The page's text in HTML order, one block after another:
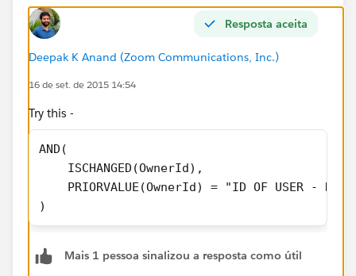
Resposta aceita
Deepak K Anand (‎‎‎‎‎‎Zoom Communications, Inc.)
16 de set. de 2015 14:54
Try this -
AND(
    ISCHANGED(OwnerId),
PRIORVALUE(OwnerId) = "ID OF USER -
)
Mais 1 pessoa sinalizou a resposta como útil